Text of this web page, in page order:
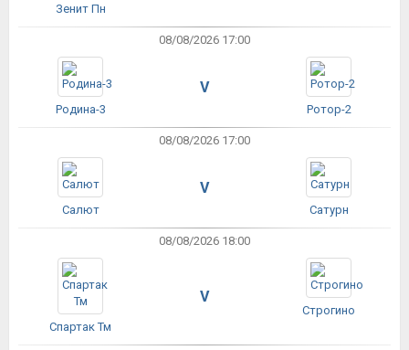
Зенит Пн
08/08/2026 17:00
Родина-3
V
Ротор-2
08/08/2026 17:00
Салют
V
Сатурн
08/08/2026 18:00
Спартак Тм
V
Строгино